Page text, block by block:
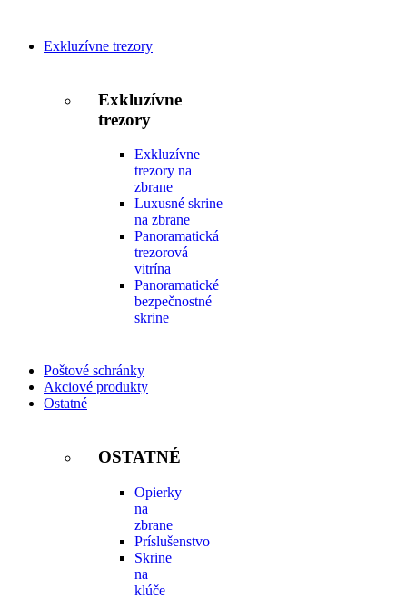
Exkluzívne trezory
Exkluzívne
trezory
Exkluzívne
trezory na
zbrane
Luxusné skrine
na zbrane
Panoramatická
trezorová
vitrína
Panoramatické
bezpečnostné
skrine
Poštové schránky
Akciové produkty
Ostatné
OSTATNÉ
Opierky
na
zbrane
Príslušenstvo
Skrine
na
klúče